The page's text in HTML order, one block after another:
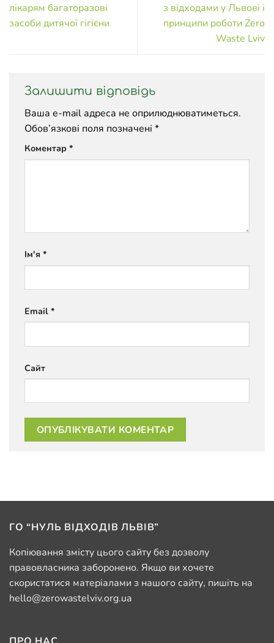
лікарям багаторазові
засоби дитячої гігієни
з відходами у Львові і
принципи роботи Zero
Waste Lviv
Залишити відповідь
Ваша e-mail адреса не оприлюднюватиметься.
Обов’язкові поля позначені *
Коментар *
Ім'я *
Email *
Сайт
ГО “НУЛЬ ВІДХОДІВ ЛЬВІВ”
Копіювання змісту цього сайту без дозволу
правовласника заборонено. Якщо ви хочете
скористатися матеріалами з нашого сайту, пишіть на
hello@zerowastelviv.org.ua